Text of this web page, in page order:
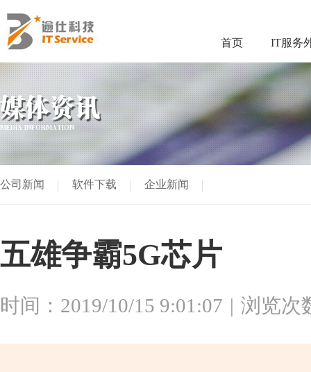
首页 IT服务
媒体资讯
MEDIA INFORMATION
公司新闻 软件下载 企业新闻
五雄争霸5G芯片
时间：2019/10/15 9:01:07 浏览次